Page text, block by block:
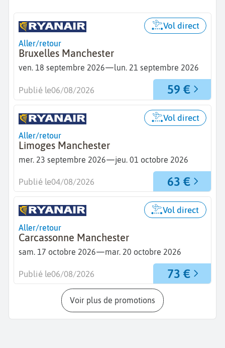
Aller/retour
Bruxelles Manchester
ven. 18 septembre 2026—lun. 21 septembre 2026
Vol direct
59 €
Publié le06/08/2026
Aller/retour
Limoges Manchester
mer. 23 septembre 2026—jeu. 01 octobre 2026
Vol direct
63 €
Publié le04/08/2026
Aller/retour
Carcassonne Manchester
sam. 17 octobre 2026—mar. 20 octobre 2026
Vol direct
73 €
Publié le06/08/2026
Voir plus de promotions